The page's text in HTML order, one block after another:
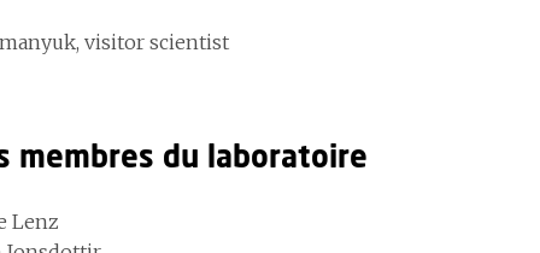
visitor scientist
membres du laboratoire
Lenz